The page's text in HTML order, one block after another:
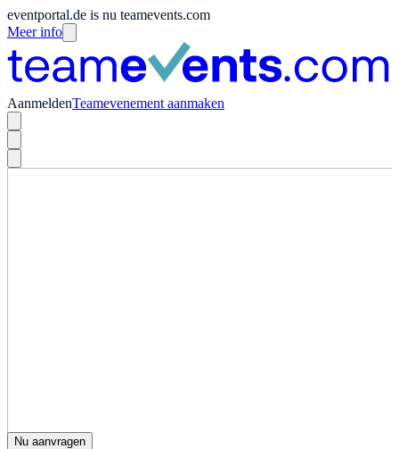
eventportal.de is nu teamevents.com
Meer info
AanmeldenTeamevenement aanmaken
Nu aanvragen